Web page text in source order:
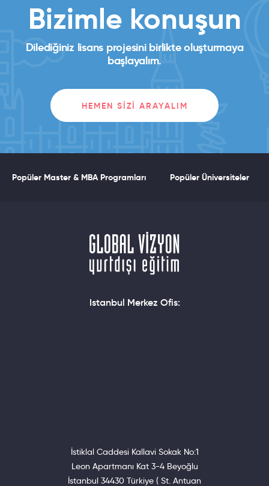
Bizimle konuşun
Dilediğiniz lisans projesini birlikte oluşturmaya
başlayalım.
HEMEN SIZI ARAYALIM
Popüler Master & MBA Programları Popüler Üniversiteler
Istanbul Merkez Ofis:
İstiklal Caddesi Kallavi Sokak No:1
Leon Apartmanı Kat 3-4 Beyoğlu
İstanbul 34430 Türkiye ( St. Antuan